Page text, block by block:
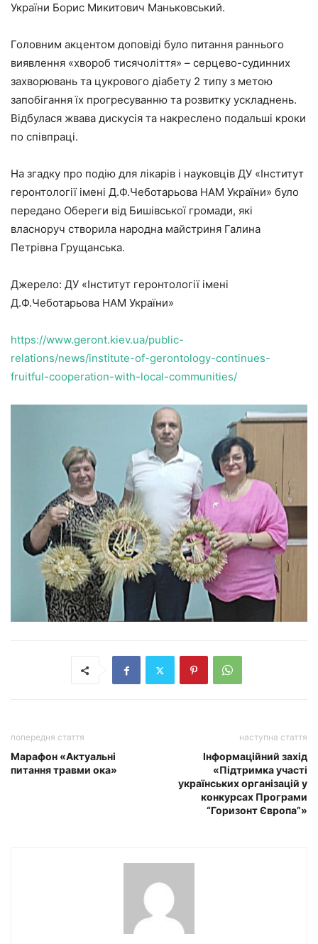
України Борис Микитович Маньковський.
Головним акцентом доповіді було питання раннього
виявлення «хвороб тисячоліття» – серцево-судинних
захворювань та цукрового діабету 2 типу з метою
запобігання їх прогресуванню та розвитку ускладнень.
Відбулася жвава дискусія та накреслено подальші кроки
по співпраці.
На згадку про подію для лікарів і науковців ДУ «Інститут
геронтології імені Д.Ф.Чеботарьова НАМ України» було
передано Обереги від Бишівської громади, які
власноруч створила народна майстриня Галина
Петрівна Грущанська.
Джерело: ДУ «Інститут геронтології імені
Д.Ф.Чеботарьова НАМ України»
https://www.geront.kiev.ua/public-
relations/news/institute-of-gerontology-continues-
fruitful-cooperation-with-local-communities/
попередня стаття
Марафон «Актуальні
питання травми ока»
наступна стаття
Інформаційний захід
«Підтримка участі
українських організацій у
конкурсах Програми
“Горизонт Європа”»